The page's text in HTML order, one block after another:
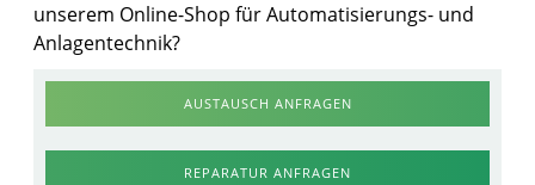
unserem Online-Shop für Automatisierungs- und
Anlagentechnik?
AUSTAUSCH ANFRAGEN
REPARATUR ANFRAGEN